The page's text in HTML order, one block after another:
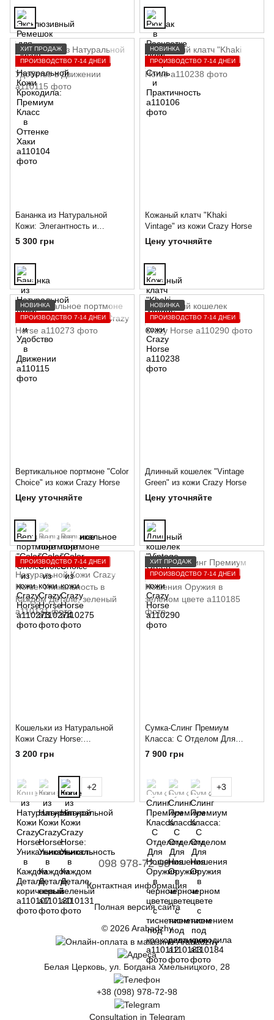
ХИТ ПРОДАЖ
ПРОИЗВОДСТВО 7-14 ДНЕЙ
Бананка из Натуральной
Кожи: Элегантность и
Удобство в Движении
5 300 грн
НОВИНКА
ПРОИЗВОДСТВО 7-14 ДНЕЙ
Кожаный клатч "Khaki
Vintage" из кожи Crazy Horse
Цену уточняйте
НОВИНКА
ПРОИЗВОДСТВО 7-14 ДНЕЙ
Вертикальное портмоне "Color
Choice" из кожи Crazy Horse
Цену уточняйте
НОВИНКА
ПРОИЗВОДСТВО 7-14 ДНЕЙ
Длинный кошелек "Vintage
Green" из кожи Crazy Horse
Цену уточняйте
ПРОИЗВОДСТВО 7-14 ДНЕЙ
Кошельки из Натуральной
Кожи Crazy Horse:
Уникальность в Каждом
Детале, зеленый
3 200 грн
+2
ХИТ ПРОДАЖ
ПРОИЗВОДСТВО 7-14 ДНЕЙ
Сумка-Слинг Премиум
Класса: С Отделом Для
Ношения Оружия в зеленом
7 900 грн
+3
098 978-72-98
Контактная информация
Полная версия сайта
© 2026 Arabadzhy
Белая Церковь, ул. Богдана Хмельницкого, 28
+38 (098) 978-72-98
Consultation in Telegram